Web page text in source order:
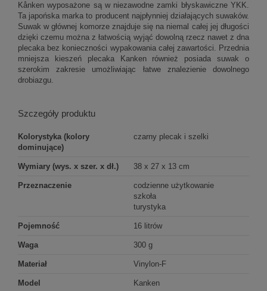
Kånken wyposażone są w niezawodne zamki błyskawiczne YKK.
Ta japońska marka to producent najpłynniej działających suwaków.
Suwak w głównej komorze znajduje się na niemal całej jej długości
dzięki czemu można z łatwością wyjąć dowolną rzecz nawet z dna
plecaka bez konieczności wypakowania całej zawartości. Przednia
mniejsza kieszeń plecaka Kanken również posiada suwak o
szerokim zakresie umożliwiając łatwe znalezienie dowolnego
drobiazgu.
Szczegóły produktu
Kolorystyka (kolory
dominujące)
czarny plecak i szelki
Wymiary (wys. x szer. x dł.) 38 x 27 x 13 cm
Przeznaczenie
codzienne użytkowanie
szkoła
turystyka
Pojemność 16 litrów
Waga 300 g
Materiał Vinylon-F
Model Kanken